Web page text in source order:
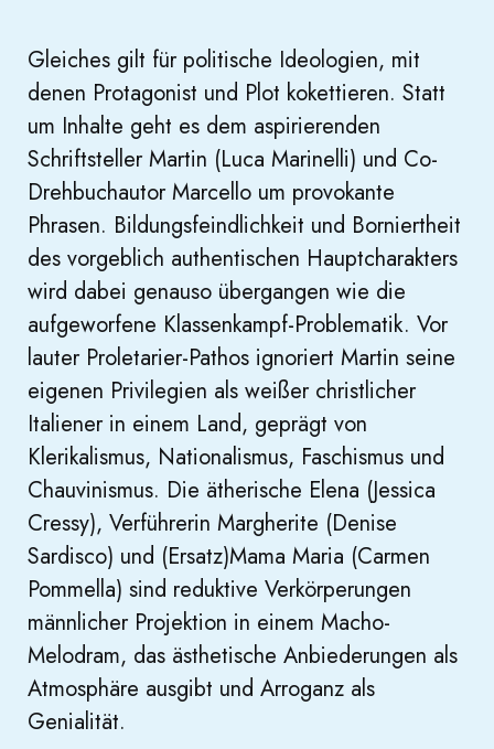
Gleiches gilt für politische Ideologien, mit
denen Protagonist und Plot kokettieren. Statt
um Inhalte geht es dem aspirierenden
Schriftsteller Martin (Luca Marinelli) und Co-
Drehbuchautor Marcello um provokante
Phrasen. Bildungsfeindlichkeit und Borniertheit
des vorgeblich authentischen Hauptcharakters
wird dabei genauso übergangen wie die
aufgeworfene Klassenkampf-Problematik. Vor
lauter Proletarier-Pathos ignoriert Martin seine
eigenen Privilegien als weißer christlicher
Italiener in einem Land, geprägt von
Klerikalismus, Nationalismus, Faschismus und
Chauvinismus. Die ätherische Elena (Jessica
Cressy), Verführerin Margherite (Denise
Sardisco) und (Ersatz)Mama Maria (Carmen
Pommella) sind reduktive Verkörperungen
männlicher Projektion in einem Macho-
Melodram, das ästhetische Anbiederungen als
Atmosphäre ausgibt und Arroganz als
Genialität.